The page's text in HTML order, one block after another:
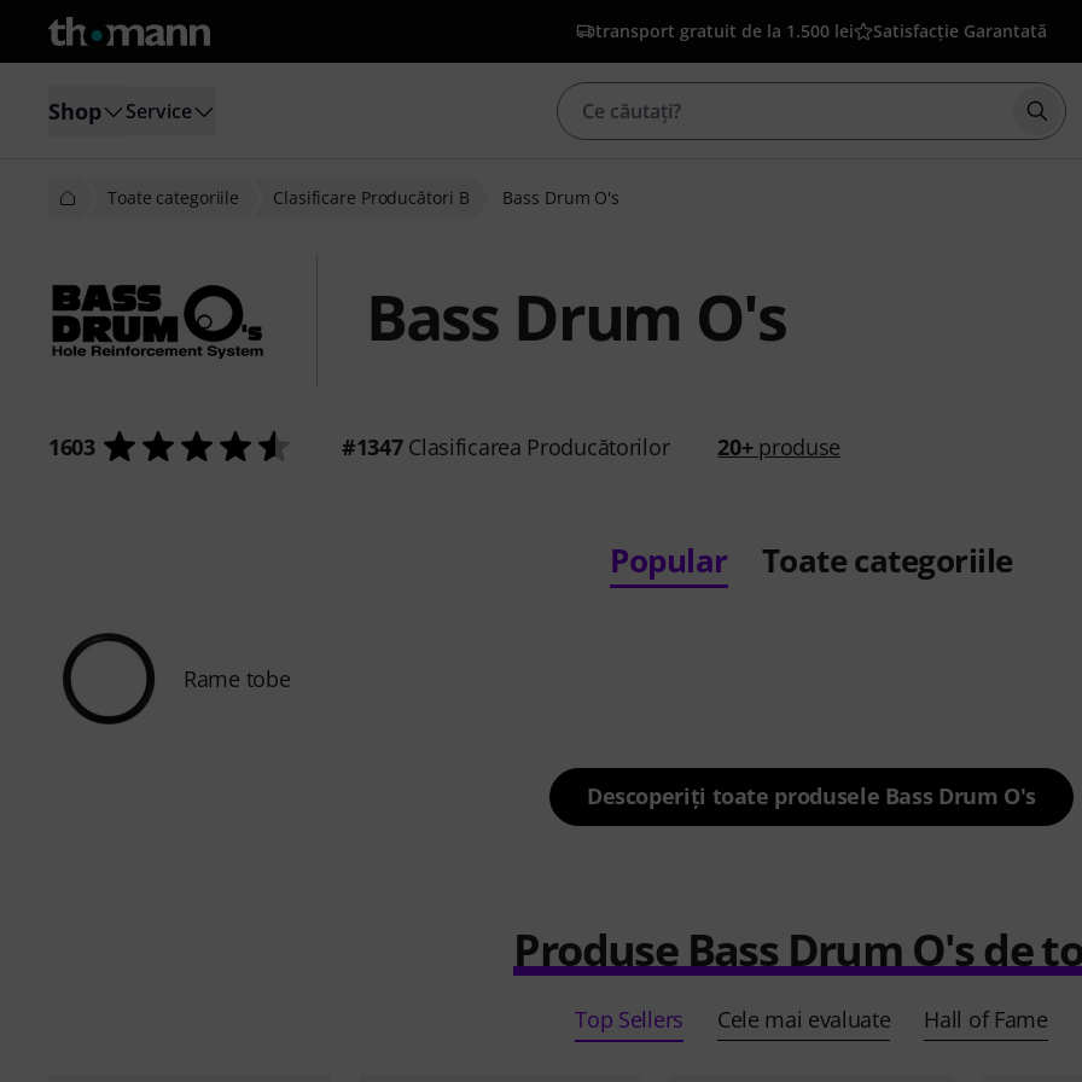
transport gratuit de la 1.500 lei Satisfacție Garantată
Shop Service
Toate categoriile Clasificare Producători B Bass Drum O's
Bass Drum O's
1603 #1347Clasificarea Producătorilor 20+produse
Popular Toate categoriile
Rame tobe
Descoperiți toate produsele Bass Drum O's
Produse Bass Drum O's de
Top Sellers Cele mai evaluate Hall of Fame